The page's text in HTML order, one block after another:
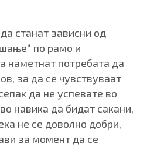
станат зависни од
по рамо и
наметнат потребата да
за да се чувствуваат
да не успевате во
навика да бидат сакани,
не се доволно добри,
за момент да се